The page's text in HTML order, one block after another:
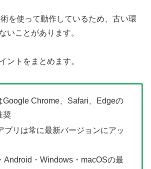
を使って動作しているため、古い環
いことがあります。
ントをまとめます。
Google Chrome、Safari、Edgeの
奨
プリは常に最新バージョンにアッ
Android・Windows・macOSの最